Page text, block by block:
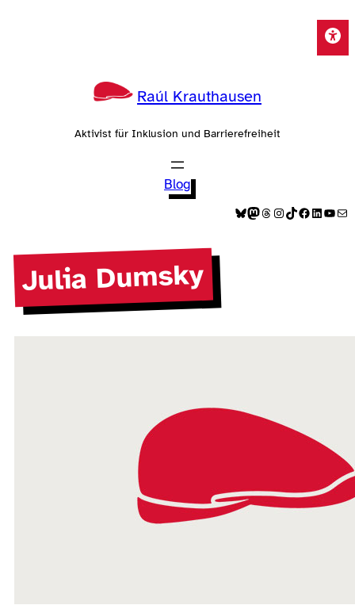
Raúl Krauthausen
Aktivist für Inklusion und Barrierefreiheit
Blog
Bluesky Mastodon Threads Instagram TikTok Facebook LinkedIn YouTube E-Mail
Julia Dumsky